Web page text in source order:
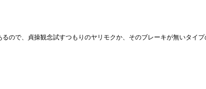
ので、貞操観念試すつもりのヤリモクか、そのブレーキが無いタイ